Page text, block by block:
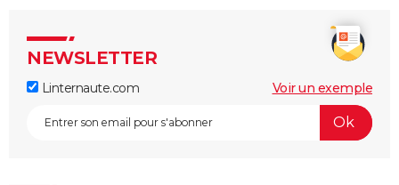
NEWSLETTER
Linternaute.com Voir un exemple